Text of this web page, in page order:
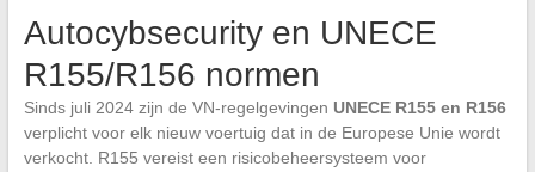
Autocybsecurity en UNECE
R155/R156 normen
Sinds juli 2024 zijn de VN-regelgevingen UNECE R155 en R156
verplicht voor elk nieuw voertuig dat in de Europese Unie wordt
verkocht. R155 vereist een risicobeheersysteem voor